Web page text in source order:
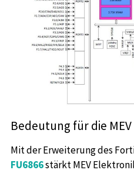
Bedeutung für die
Mit der Erweiterung des
FU6866stärkt MEV